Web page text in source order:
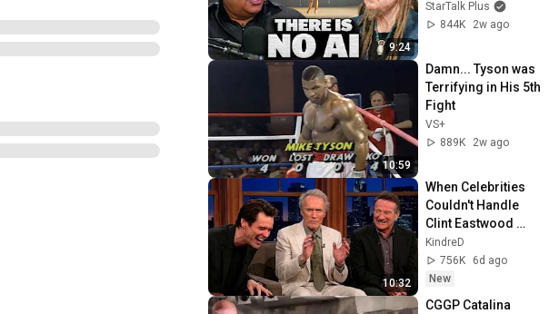
9:24
Illusion
StarTalk Plus
844K
2w ago
10:59
Damn... Tyson was
Terrifying in His 5th
Fight
VS+
889K
2w ago
10:32
When Celebrities
Couldn't Handle
Clint Eastwood
ZERO Filter!
KindreD
756K
6d ago
New
CGGP Catalina